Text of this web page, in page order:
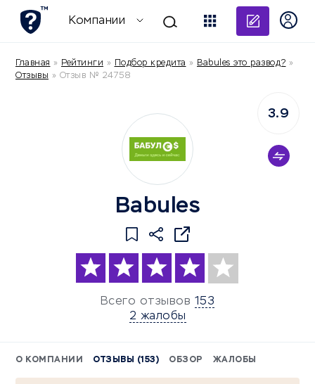
Компании
Главная » Рейтинги » Подбор кредита » Babules это развод? »
Отзывы » Отзыв № 24758
Babules
Всего отзывов 153
2 жалобы
3.9
О КОМПАНИИ ОТЗЫВЫ (153) ОБЗОР ЖАЛОБЫ